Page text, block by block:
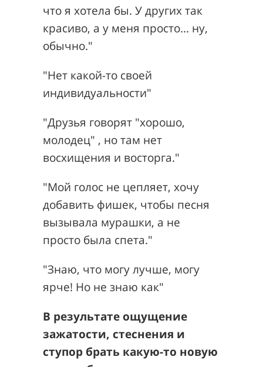
что я хотела бы. У других так
красиво, а у меня просто... ну,
обычно."
"Нет какой-то своей
индивидуальности"
"Друзья говорят "хорошо,
молодец" , но там нет
восхищения и восторга."
"Мой голос не цепляет, хочу
добавить фишек, чтобы песня
вызывала мурашки, а не
просто была спета."
"Знаю, что могу лучше, могу
ярче! Но не знаю как"
В результате ощущение
зажатости, стеснения и
ступор брать какую-то новую